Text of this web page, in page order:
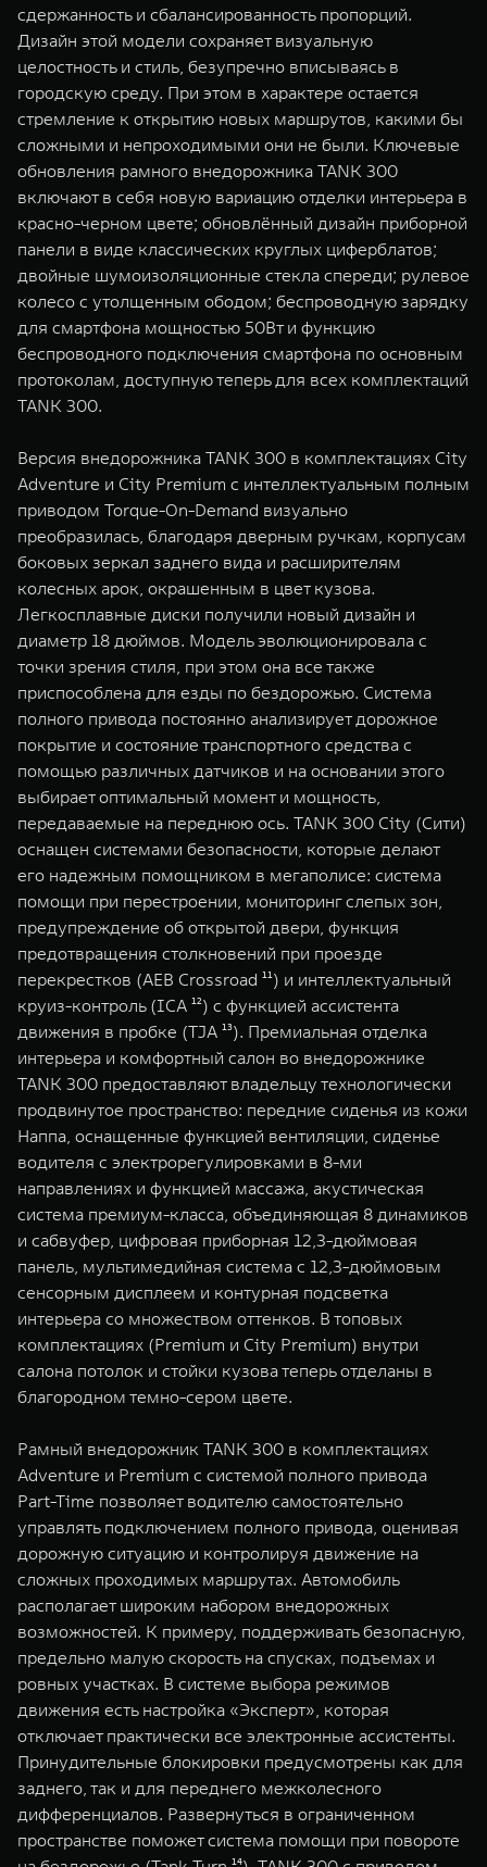
сдержанность и сбалансированность пропорций.
Дизайн этой модели сохраняет визуальную
целостность и стиль, безупречно вписываясь в
городскую среду. При этом в характере остается
стремление к открытию новых маршрутов, какими бы
сложными и непроходимыми они не были. Ключевые
обновления рамного внедорожника TANK 300
включают в себя новую вариацию отделки интерьера в
красно-черном цвете; обновлённый дизайн приборной
панели в виде классических круглых циферблатов;
двойные шумоизоляционные стекла спереди; рулевое
колесо с утолщенным ободом; беспроводную зарядку
для смартфона мощностью 50Вт и функцию
беспроводного подключения смартфона по основным
протоколам, доступную теперь для всех комплектаций
TANK 300.
Версия внедорожника TANK 300 в комплектациях City
Adventure и City Premium с интеллектуальным полным
приводом Torque-On-Demand визуально
преобразилась, благодаря дверным ручкам, корпусам
боковых зеркал заднего вида и расширителям
колесных арок, окрашенным в цвет кузова.
Легкосплавные диски получили новый дизайн и
диаметр 18 дюймов. Модель эволюционировала с
точки зрения стиля, при этом она все также
приспособлена для езды по бездорожью. Система
полного привода постоянно анализирует дорожное
покрытие и состояние транспортного средства с
помощью различных датчиков и на основании этого
выбирает оптимальный момент и мощность,
передаваемые на переднюю ось. TANK 300 City (Сити)
оснащен системами безопасности, которые делают
его надежным помощником в мегаполисе: система
помощи при перестроении, мониторинг слепых зон,
предупреждение об открытой двери, функция
предотвращения столкновений при проезде
перекрестков (AEB Crossroad ¹¹) и интеллектуальный
круиз-контроль (ICA ¹²) с функцией ассистента
движения в пробке (TJA ¹³). Премиальная отделка
интерьера и комфортный салон во внедорожнике
TANK 300 предоставляют владельцу технологически
продвинутое пространство: передние сиденья из кожи
Наппа, оснащенные функцией вентиляции, сиденье
водителя с электрорегулировками в 8-ми
направлениях и функцией массажа, акустическая
система премиум-класса, объединяющая 8 динамиков
и сабвуфер, цифровая приборная 12,3-дюймовая
панель, мультимедийная система с 12,3-дюймовым
сенсорным дисплеем и контурная подсветка
интерьера со множеством оттенков. В топовых
комплектациях (Premium и City Premium) внутри
салона потолок и стойки кузова теперь отделаны в
благородном темно-сером цвете.
Рамный внедорожник TANK 300 в комплектациях
Adventure и Premium с системой полного привода
Part-Time позволяет водителю самостоятельно
управлять подключением полного привода, оценивая
дорожную ситуацию и контролируя движение на
сложных проходимых маршрутах. Автомобиль
располагает широким набором внедорожных
возможностей. К примеру, поддерживать безопасную,
предельно малую скорость на спусках, подъемах и
ровных участках. В системе выбора режимов
движения есть настройка «Эксперт», которая
отключает практически все электронные ассистенты.
Принудительные блокировки предусмотрены как для
заднего, так и для переднего межколесного
дифференциалов. Развернуться в ограниченном
пространстве поможет система помощи при повороте